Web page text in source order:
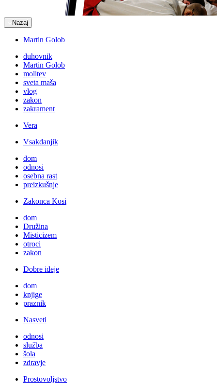
Nazaj
Martin Golob
duhovnik
Martin Golob
molitev
sveta maša
vlog
zakon
zakrament
Vera
Vsakdanjik
dom
odnosi
osebna rast
preizkušnje
Zakonca Kosi
dom
Družina
Misticizem
otroci
zakon
Dobre ideje
dom
knjige
praznik
Nasveti
odnosi
služba
šola
zdravje
Prostovoljstvo